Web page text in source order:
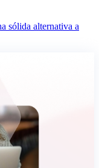
sólida alternativa a